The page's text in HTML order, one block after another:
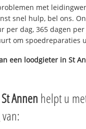
met
snel hulp, bel ons.
per dag, 365 dagen
om spoedreparaties
een loodgieter inSt
St Annen helpt u